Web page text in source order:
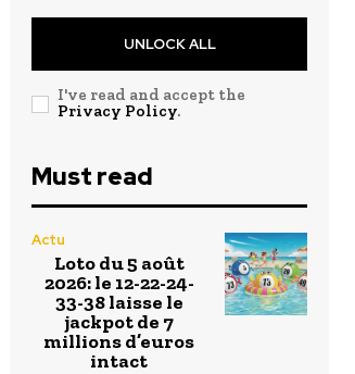
UNLOCK ALL
I've read and accept the
Privacy Policy.
Must read
Actu
Loto du 5 août
2026: le 12-22-24-
33-38 laisse le
jackpot de 7
millions d’euros
intact